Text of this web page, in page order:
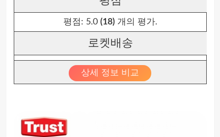
평점: 5.0 (18)개의 평가.
로켓배송
상세 정보 비교